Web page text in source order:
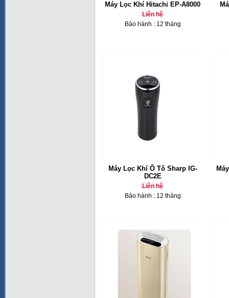
Máy Lọc Khí Hitachi EP-A8000
Liên hệ
Bảo hành : 12 tháng
Máy Lọc Khí Ô Tô Sharp IG-
DC2E
Liên hệ
Bảo hành : 12 tháng